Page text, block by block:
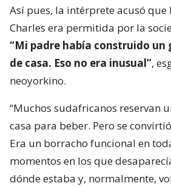
Así pues, la intérprete acusó
Charles era permitida por la
“Mi padre había construido un
de casa. Eso no era inusual”,
neoyorkino.
“Muchos sudafricanos reservan
casa para beber. Pero se
Era un borracho funcional en
momentos en los que
dónde estaba y, normalmente,